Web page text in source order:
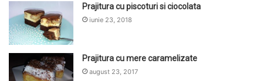
Prajitura cu piscoturi si ciocolata
iunie 23, 2018
Prajitura cu mere caramelizate
august 23, 2017